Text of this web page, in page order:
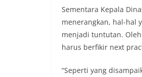
Sementara Kepala
menerangkan, hal-hal
menjadi tuntutan.
harus berfikir next
“Seperti yang